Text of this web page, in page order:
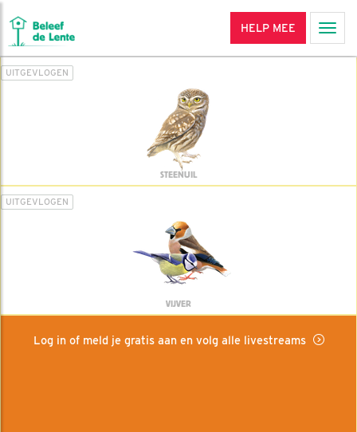
HELP MEE
UITGEVLOGEN
STEENUIL
UITGEVLOGEN
VIJVER
Log in of meld je gratis aan en volg alle livestreams